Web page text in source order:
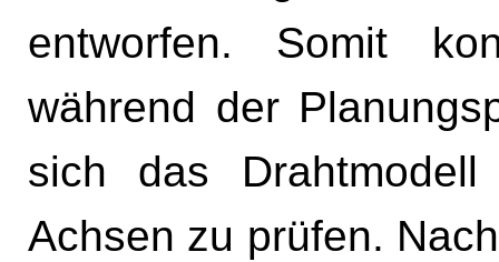
entworfen. Somit
während der
sich das
Achsen zu prüfen.